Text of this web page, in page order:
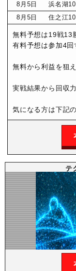
8月 5日 浜名湖
8月 5日 住之江
無料予想は19戦13
有料予想は参加4回
無料から利益を狙
実戦結果から回収
気になる方は下記の
テ